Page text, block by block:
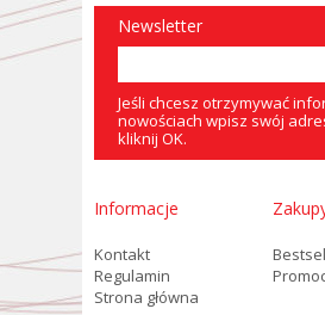
Newsletter
Jeśli chcesz otrzymywać
nowościach wpisz swój
kliknij OK.
Informacje
Kontakt
Regulamin
Strona główna